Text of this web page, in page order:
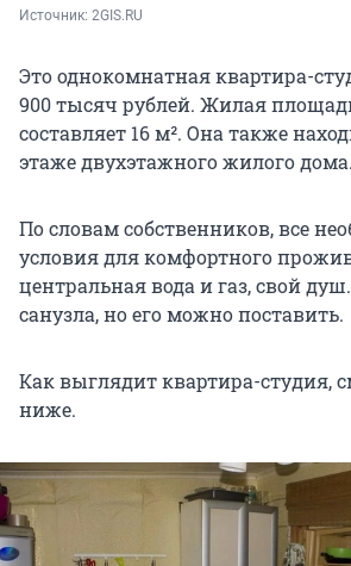
Источник: 2GIS.RU
Это однокомнатная квартира-
900 тысяч рублей. Жилая
составляет 16 м². Она также
этаже двухэтажного жилого дома.
По словам собственников, все
условия для комфортного
центральная вода и газ, свой
санузла, но его можно поставить.
Как выглядит квартира-студия,
ниже.